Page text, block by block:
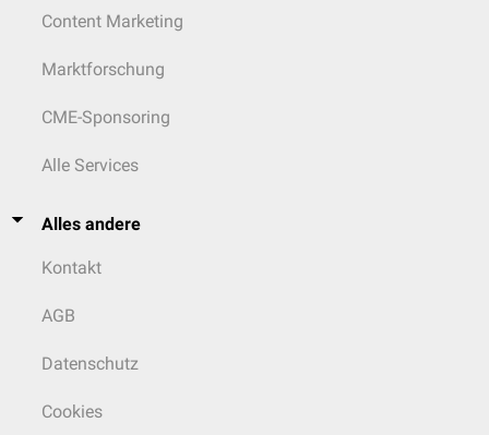
Content Marketing
Marktforschung
CME-Sponsoring
Alle Services
Alles andere
Kontakt
AGB
Datenschutz
Cookies